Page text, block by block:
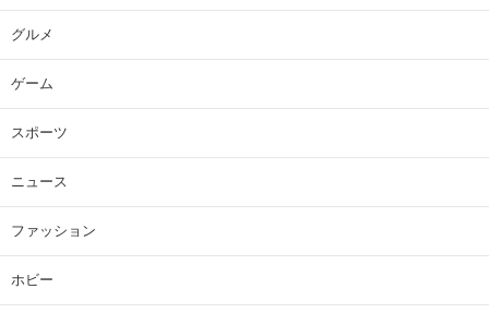
グルメ
ゲーム
スポーツ
ニュース
ファッション
ホビー